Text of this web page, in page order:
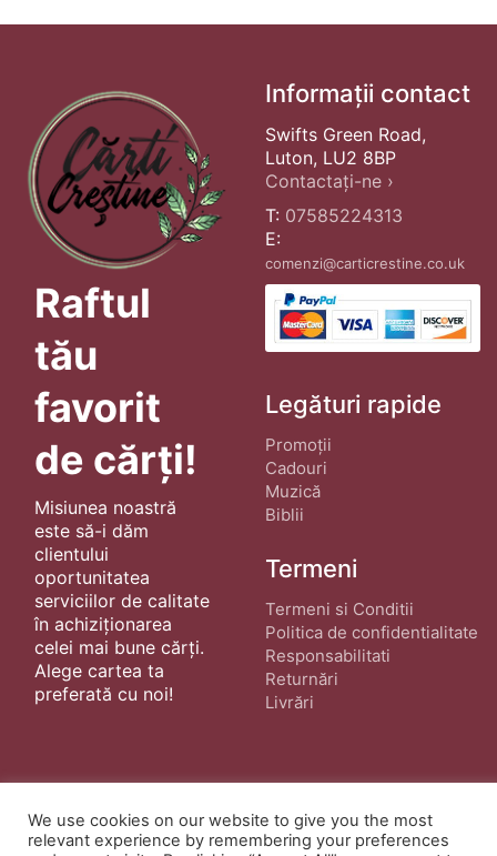
Raftul
tău
favorit
de cărți!
Misiunea noastră
este să-i dăm
clientului
oportunitatea
serviciilor de calitate
în achiziționarea
celei mai bune cărți.
Alege cartea ta
preferată cu noi!
Informații contact
Swifts Green Road,
Luton, LU2 8BP
Contactați-ne ›
T: 07585224313
E:
comenzi@carticrestine.co.uk
Legături rapide
Promoții
Cadouri
Muzică
Biblii
Termeni
Termeni si Conditii
Politica de confidentialitate
Responsabilitati
Returnări
Livrări
We use cookies on our website to give you the most
relevant experience by remembering your preferences